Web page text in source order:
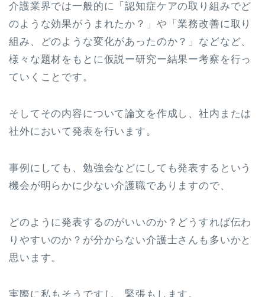
介護業界では一般的に「認知症ケアの取り組みでど
のような効果がうまれたか？」や「業務改善に取り
組み、どのような変化があったのか？」などなど、
様々な題材をもとに仮説ー研究ー結果ー考察を行っ
ていくことです。
そしてその内容について論文を作成し、社内または
社外において発表を行います。
事例にしても、勉強会などにしても発表するという
機会が明らかに少ない介護職でありますので、
どのように発表するのがいいのか？どうすれば伝わ
りやすいのか？が分からない介護士さんも多いかと
思います。
実際に私もそうですし、緊張もします。